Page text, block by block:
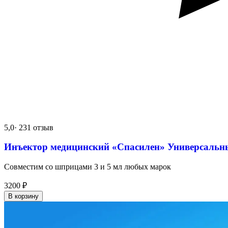
5,0· 231 отзыв
Инъектор медицинский «Спасилен»
Совместим со шприцами 3 и 5 мл любых марок
3200 ₽
В корзину